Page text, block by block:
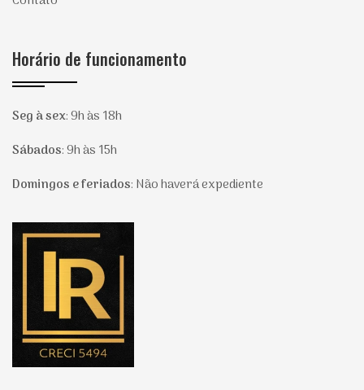
Horário de funcionamento
Seg à sex:9h às 18h
Sábados:9h às 15h
Domingos e feriados: Não haverá expediente
Página inicial